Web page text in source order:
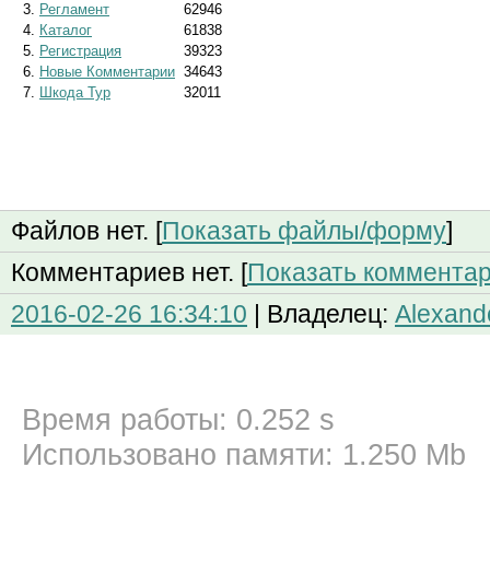
3. Регламент
62946
4. Каталог
61838
5. Регистрация
39323
6. Новые Комментарии 34643
7. Шкода Тур 32011
Файлов нет. [Показать файлы/форму]
Комментариев нет. [Показать
2016-02-26 16:34:10 | Владелец:
Время работы: 0.252 s
Использовано памяти: 1.250 Mb